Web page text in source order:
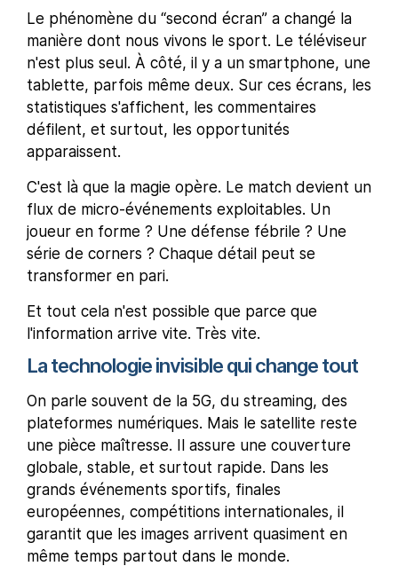
Le phénomène du “second écran” a changé la
manière dont nous vivons le sport. Le téléviseur
n'est plus seul. À côté, il y a un smartphone, une
tablette, parfois même deux. Sur ces écrans, les
statistiques s'affichent, les commentaires
défilent, et surtout, les opportunités
apparaissent.
C'est là que la magie opère. Le match devient un
flux de micro-événements exploitables. Un
joueur en forme ? Une défense fébrile ? Une
série de corners ? Chaque détail peut se
transformer en pari.
Et tout cela n'est possible que parce que
l'information arrive vite. Très vite.
La technologie invisible qui change tout
On parle souvent de la 5G, du streaming, des
plateformes numériques. Mais le satellite reste
une pièce maîtresse. Il assure une couverture
globale, stable, et surtout rapide. Dans les
grands événements sportifs, finales
européennes, compétitions internationales, il
garantit que les images arrivent quasiment en
même temps partout dans le monde.